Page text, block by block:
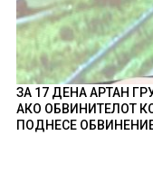
ЗА 17 ДЕНА АРТАН
АКО ОБВИНИТЕЛОТ
ПОДНЕСЕ